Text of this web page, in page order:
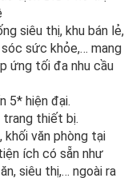
siêu thị, khu bán lẻ,
sóc sức khỏe,… mang
ứng tối đa nhu cầu
5* hiện đại.
trang thiết bị.
văn phòng tại
ích có sẵn như
siêu thị,… ngoài ra